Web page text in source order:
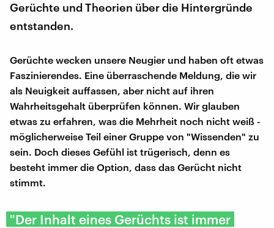
Gerüchte und Theorien über die Hintergründe
entstanden.
Gerüchte wecken unsere Neugier und haben oft etwas
Faszinierendes. Eine überraschende Meldung, die wir
als Neuigkeit auffassen, aber nicht auf ihren
Wahrheitsgehalt überprüfen können. Wir glauben
etwas zu erfahren, was die Mehrheit noch nicht weiß -
möglicherweise Teil einer Gruppe von "Wissenden" zu
sein. Doch dieses Gefühl ist trügerisch, denn es
besteht immer die Option, dass das Gerücht nicht
stimmt.
"Der Inhalt eines Gerüchts ist immer